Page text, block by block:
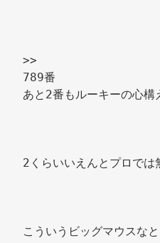
>>
789番
あと2番もルーキーの心構
2くらいいえんとプロでは
こういうビッグマウスな